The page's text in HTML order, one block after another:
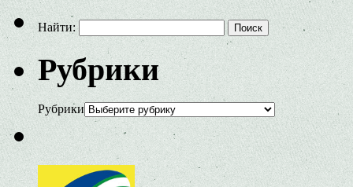
Найти:
Рубрики
Рубрики